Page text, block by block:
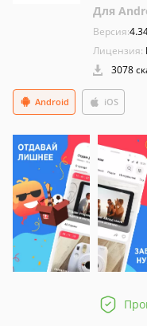
Для
Версия:
Лицензия:
3078
Android iOS